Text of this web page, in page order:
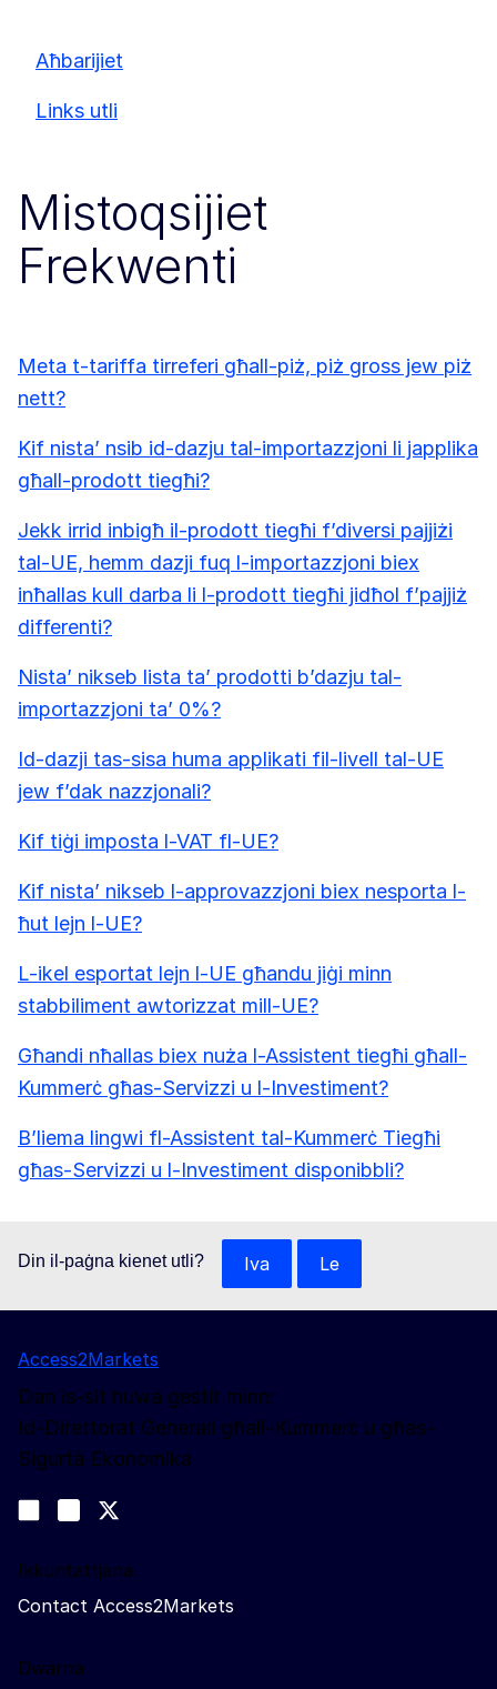
Aħbarijiet
Links utli
Mistoqsijiet
Frekwenti
Meta t-tariffa tirreferi għall-piż, piż gross jew piż
nett?
Kif nista’ nsib id-dazju tal-importazzjoni li japplika
għall-prodott tiegħi?
Jekk irrid inbigħ il-prodott tiegħi f’diversi pajjiżi
tal-UE, hemm dazji fuq l-importazzjoni biex
inħallas kull darba li l-prodott tiegħi jidħol f’pajjiż
differenti?
Nista’ nikseb lista ta’ prodotti b’dazju tal-
importazzjoni ta’ 0%?
Id-dazji tas-sisa huma applikati fil-livell tal-UE
jew f’dak nazzjonali?
Kif tiġi imposta l-VAT fl-UE?
Kif nista’ nikseb l-approvazzjoni biex nesporta l-
ħut lejn l-UE?
L-ikel esportat lejn l-UE għandu jiġi minn
stabbiliment awtorizzat mill-UE?
Għandi nħallas biex nuża l-Assistent tiegħi għall-
Kummerċ għas-Servizzi u l-Investiment?
B’liema lingwi fl-Assistent tal-Kummerċ Tiegħi
għas-Servizzi u l-Investiment disponibbli?
Din il-paġna kienet utli? Iva Le
Access2Markets
Dan is-sit huwa ġestit minn:
Id-Direttorat Ġenerali għall-Kummerċ u għas-
Sigurtà Ekonomika
Join us on LinkedIn
Trade-Off podcast
Ikkuntattjana
Contact Access2Markets
Dwarna